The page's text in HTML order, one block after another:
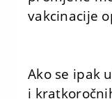
vakcinacije
Ako se ipak
i